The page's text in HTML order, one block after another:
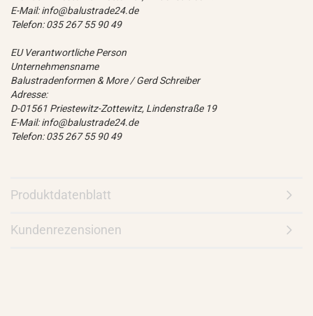
E-Mail: info@balustrade24.de
Telefon: 035 267 55 90 49
EU Verantwortliche Person
Unternehmensname
Balustradenformen & More / Gerd Schreiber
Adresse:
D-01561 Priestewitz-Zottewitz, Lindenstraße 19
E-Mail: info@balustrade24.de
Telefon: 035 267 55 90 49
Produktdatenblatt
Kundenrezensionen